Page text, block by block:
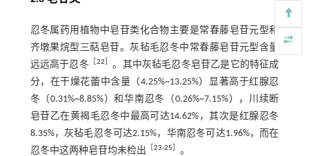
忍冬属药用植物中皂苷类化合物主要是常春藤皂苷元型和
齐墩果烷型三萜皂苷。灰毡毛忍冬中常春藤皂苷元型含量
远远高于忍冬
22
。其中灰毡毛忍冬皂苷乙是它的特征成
分，在干燥花蕾中含量（4.25%~13.25%）显著高于红腺忍
冬（0.31%~8.85%）和华南忍冬（0.26%~7.15%），川续断
皂苷乙在黄褐毛忍冬中最高可达14.62%，其次是红腺忍冬
8.35%，灰毡毛忍冬可达2.15%，华南忍冬可达1.96%，而在
忍冬中这两种皂苷均未检出
23-25 。